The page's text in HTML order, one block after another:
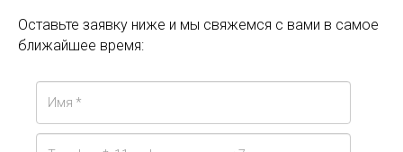
Оставьте заявку ниже и мы свяжемся с вами в самое
ближайшее время: